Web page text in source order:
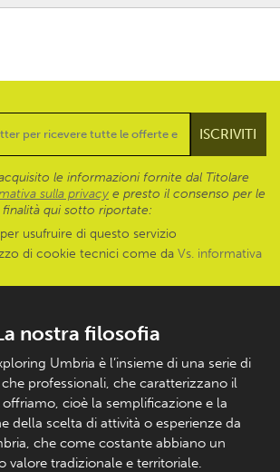
le informazioni fornite dal Titolare
sulla privacy e presto il consenso per le
finalità qui sotto riportate:
per usufruire di questo servizio
di cookie tecnici come da Vs. informativa
nostra filosofia
Umbria è l’insieme di una serie di
professionali, che caratterizzano il
offriamo, cioè la semplificazione e la
della scelta di attività o esperienze da
che come costante abbiano un
valore tradizionale e territoriale.